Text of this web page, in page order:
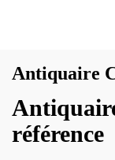
Antiquaire
référence